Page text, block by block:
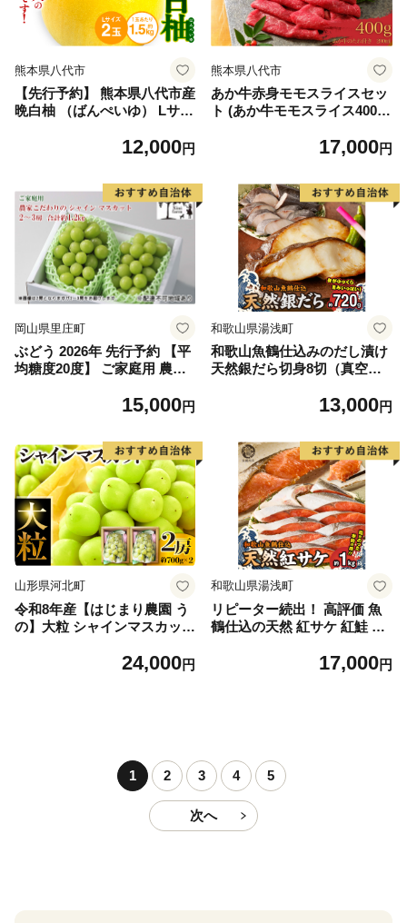
熊本県八代市
【先行予約】 熊本県八代市産
晩白柚 （ばんぺいゆ） Lサイ
もの フルーツ おやつ 特産 熊
12,000円
熊本県八代市
あか牛赤身モモスライスセッ
ト (あか牛モモスライス400
17,000円
岡山県里庄町
ぶどう 2026年 先行予約 【平
均糖度20度】 ご家庭用 農家
ット 2～3房 合計約1.2kg ブ
直送 】
15,000円
和歌山県湯浅町
和歌山魚鶴仕込みのだし漬け
天然銀だら切身8切（真空パ
製法 良質な脂 ふっくら 柔ら
ぶ だし漬け 煮付け ムニエル
味噌漬け 鍋物 冷凍 湯浅町 送
料無料_G7334
13,000円
山形県河北町
令和8年産【はじまり農園 う
の】大粒 シャインマスカット
河北町産 【河北町観光物産協
24,000円
和歌山県湯浅町
リピーター続出！ 高評価 魚
鶴仕込の天然 紅サケ 紅鮭 鮭
レビュー高評価 小分け 真空
町 送料無料_G7317
17,000円
1 2 3 4 5
次へ